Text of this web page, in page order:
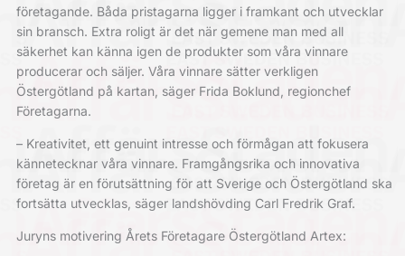
företagande. Båda pristagarna ligger i framkant och utvecklar
sin bransch. Extra roligt är det när gemene man med all
säkerhet kan känna igen de produkter som våra vinnare
producerar och säljer. Våra vinnare sätter verkligen
Östergötland på kartan, säger Frida Boklund, regionchef
Företagarna.
– Kreativitet, ett genuint intresse och förmågan att fokusera
kännetecknar våra vinnare. Framgångsrika och innovativa
företag är en förutsättning för att Sverige och Östergötland ska
fortsätta utvecklas, säger landshövding Carl Fredrik Graf.
Juryns motivering Årets Företagare Östergötland Artex: